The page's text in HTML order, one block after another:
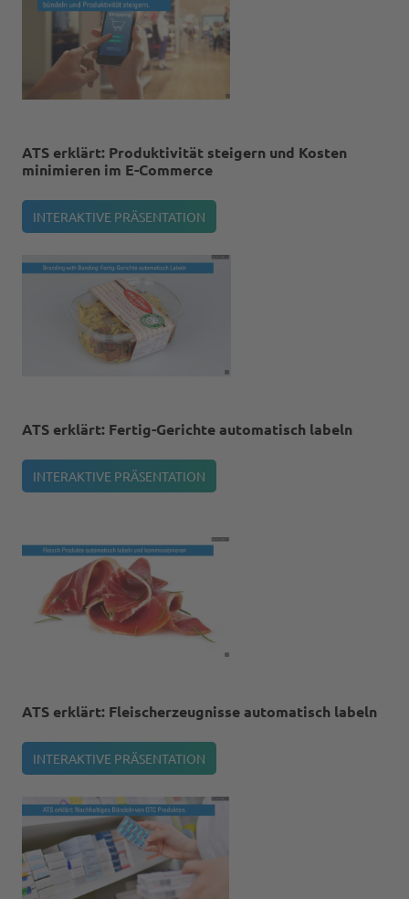
ATS erklärt: Produktivität steigern und Kosten
minimieren im E-Commerce
INTERAKTIVE PRÄSENTATION
ATS erklärt: Fertig-Gerichte automatisch labeln
INTERAKTIVE PRÄSENTATION
ATS erklärt: Fleischerzeugnisse automatisch labeln
INTERAKTIVE PRÄSENTATION